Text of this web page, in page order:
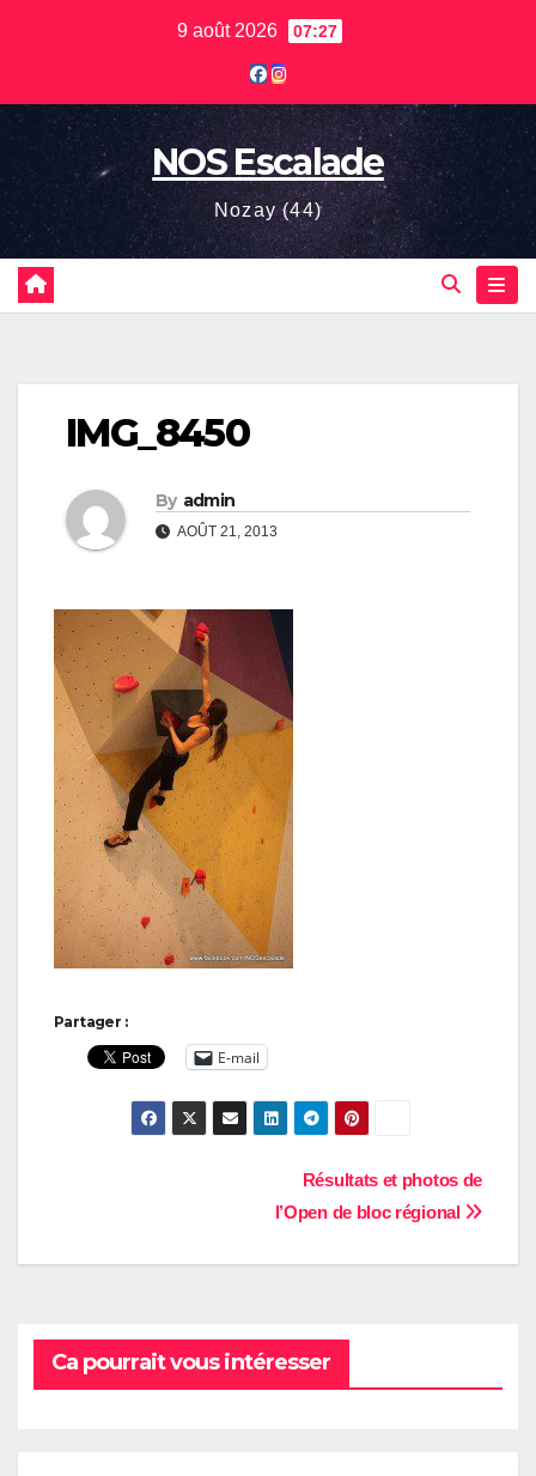
9 août 2026 07:27
NOS Escalade
Nozay (44)
IMG_8450
By admin
AOÛT 21, 2013
Partager :
E-mail
Résultats et photos de
l’Open de bloc régional
Ca pourrait vous intéresser